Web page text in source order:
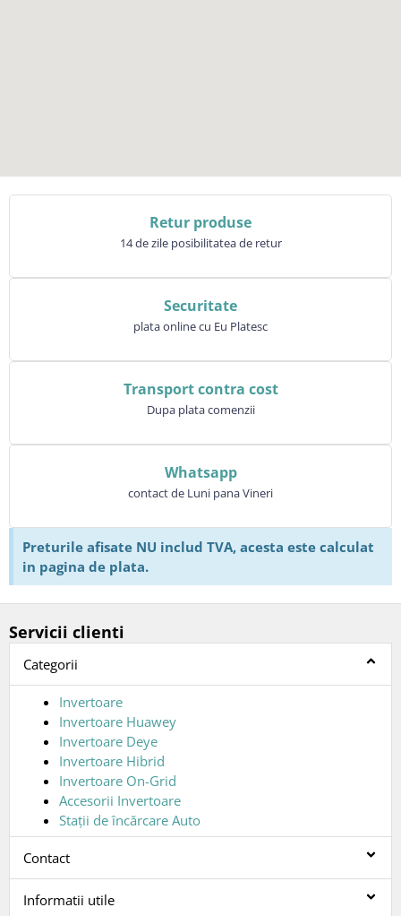
Retur produse
14 de zile posibilitatea de retur
Securitate
plata online cu Eu Platesc
Transport contra cost
Dupa plata comenzii
Whatsapp
contact de Luni pana Vineri
Preturile afisate NU includ TVA, acesta este calculat
in pagina de plata.
Servicii clienti
Categorii
Invertoare
Invertoare Huawey
Invertoare Deye
Invertoare Hibrid
Invertoare On-Grid
Accesorii Invertoare
Stații de încărcare Auto
Contact
Informatii utile